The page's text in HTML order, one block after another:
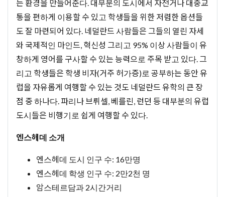
는 환경을 만들어준다. 대부분의 도시에서 자전거나 대중교
통을 편하게 이용할 수 있고 학생들을 위한 저렴한 옵션들
도 잘 마련되어 있다. 네덜란드 사람들은 그들의 열린 자세
와 국제적인 마인드, 혁신성 그리고 95% 이상 사람들이 유
창하게 영어를 구사할 수 있는 능력으로 주목 받고 있다. 그
리고 학생들은 학생 비자(거주 허가증)로 공부하는 동안 유
럽을 자유롭게 여행할 수 있는 것도 네덜란드 유학의 큰 장
점 중 하나다. 파리나 브뤼셀, 베를린, 런던 등 대부분의 유럽
도시들은 비행기로 쉽게 여행할 수 있다.
엔스헤데 소개
엔스헤데 도시 인구 수: 16만명
엔스헤데 학생 인구 수: 2만2천 명
암스테르담과 2시간거리